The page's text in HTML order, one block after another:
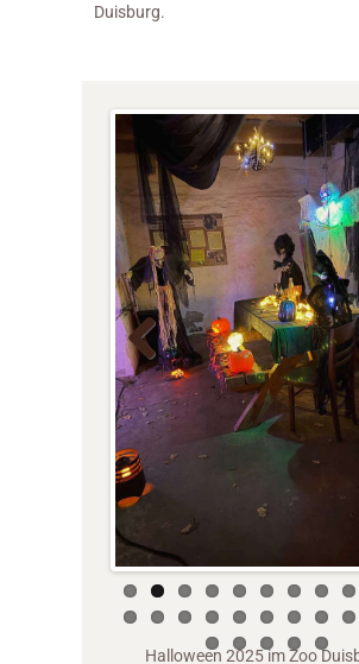
Duisburg.
Previo
us
Halloween 2025 im Zoo